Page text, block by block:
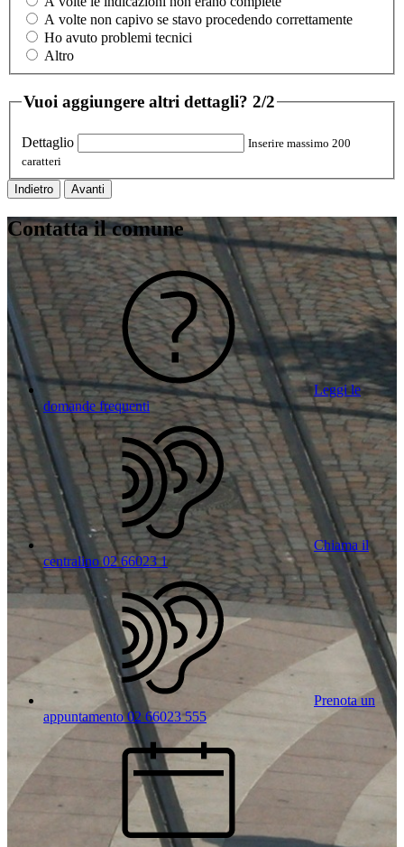
A volte non capivo se stavo procedendo correttamente
Ho avuto problemi tecnici
Altro
Vuoi aggiungere altri dettagli? 2/2
Dettaglio
Inserire massimo 200
caratteri
Indietro Avanti
Contatta il comune
Leggi le
domande frequenti
Chiama il
centralino 02 66023 1
Prenota un
appuntamento 02 66023 555